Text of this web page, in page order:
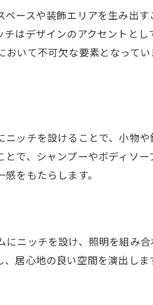
ースや装飾エリアを生み出す
はデザインのアクセントとし
いて不可欠な要素となってい
ッチを設けることで、小物や
で、シャンプーやボディソー
をもたらします。
ニッチを設け、照明を組み合
居心地の良い空間を演出しま